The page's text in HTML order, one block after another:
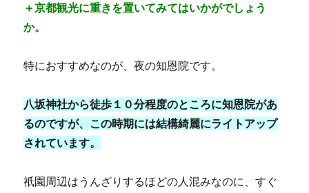
＋京都観光に重きを置いてみてはいかがでしょう
か。
特におすすめなのが、夜の知恩院です。
八坂神社から徒歩１０分程度のところに知恩院があ
るのですが、この時期には結構綺麗にライトアップ
されています。
祇園周辺はうんざりするほどの人混みなのに、すぐ